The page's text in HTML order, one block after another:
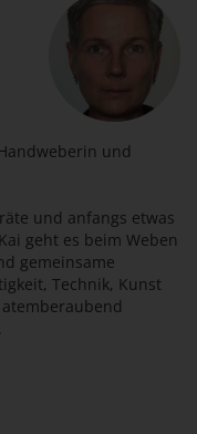
und
und anfangs etwas
geht es beim Weben
gemeinsame
Technik, Kunst